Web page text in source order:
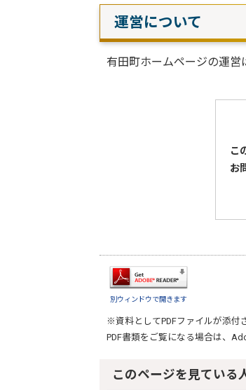
運営について
有田町ホームページの運営
こ
お
別ウィンドウで開きます
※資料としてPDFファイルが添付
PDF書類をご覧になる場合は、
このページを見ている